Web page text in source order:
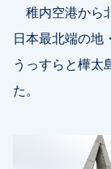
稚内空港から
日本最北端の地
うっすらと樺太
た。